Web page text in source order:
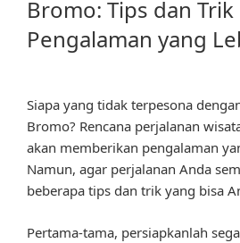
Bromo: Tips dan
Pengalaman yang
Siapa yang tidak terpesona
Bromo? Rencana perjalanan
akan memberikan pengalaman
Namun, agar perjalanan Anda
beberapa tips dan trik yang bisa
Pertama-tama, persiapkanlah